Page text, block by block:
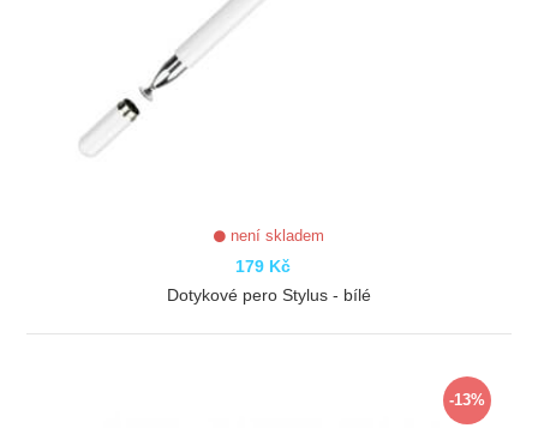
není skladem
179 Kč
Dotykové pero Stylus - bílé
-13%